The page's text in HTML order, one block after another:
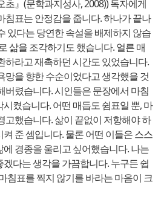
초』(문학과지성사, 2008)) 독자에게
침표는 안정감을 줍니다. 하나가 끝나
있다는 당연한 속설을 배제하지 않습
삶을 조각하기도 했습니다. 얼른 매
하라고 재촉하던 시간도 있었습니다.
망을 향한 수순이었다고 생각했을 것
버렸습니다. 시인들은 문장에서 마침
켰습니다. 어떤 매듭도 쉼표일 뿐, 마
고했습니다. 삶이 끝없이 저항해야 하
준 셈입니다. 물론 어떤 이들은 스스
경종을 울리고 싶어했습니다. 나는
다는 생각을 가끔합니다. 누구든 쉽
침표를 찍지 않기를 바라는 마음이 크